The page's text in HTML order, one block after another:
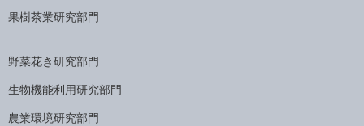
果樹茶業研究部門
野菜花き研究部門
生物機能利用研究部門
農業環境研究部門